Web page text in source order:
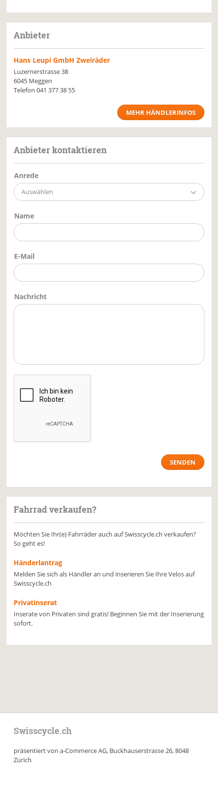
Anbieter
Hans Leupi GmbH Zweiräder
Luzernerstrasse 38
6045 Meggen
Telefon041 377 38 55
MEHR HÄNDLERINFOS
Anbieter kontaktieren
Anrede
Auswählen
Name
E-Mail
Nachricht
Fahrrad verkaufen?
Möchten Sie Ihr(e) Fahrräder auch auf Swisscycle.ch verkaufen?
So geht es!
Händerlantrag
Melden Sie sich als Händler an und inserieren Sie Ihre Velos auf
Swisscycle.ch
Privatinserat
Inserate von Privaten sind gratis! Beginnen Sie mit der Inserierung
sofort.
Swisscycle.ch
präsentiert von a-Commerce AG, Buckhauserstrasse 26, 8048
Zürich